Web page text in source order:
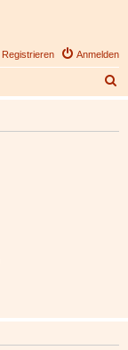
Anmelden
Registrieren
u